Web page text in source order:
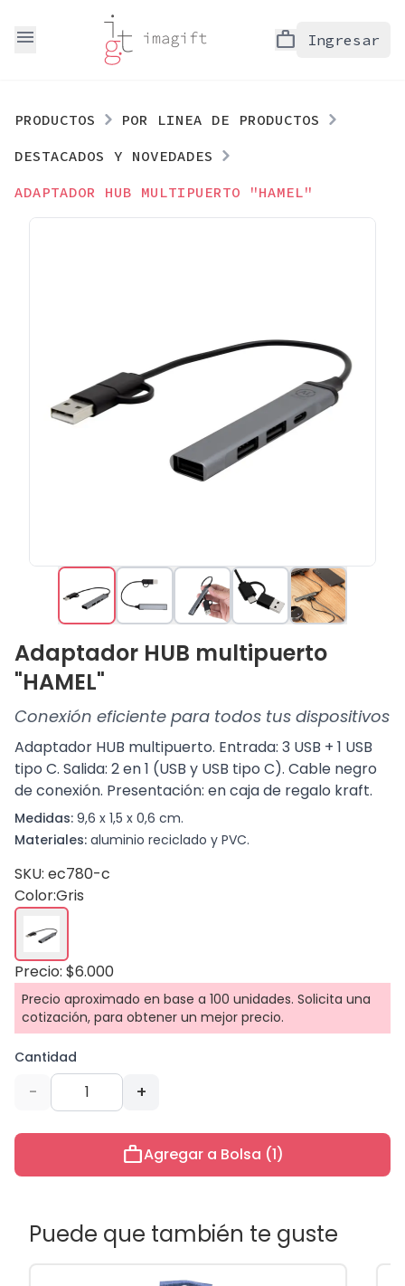
menu work Ingresar
PRODUCTOS
POR LINEA DE PRODUCTOS
DESTACADOS Y NOVEDADES
ADAPTADOR HUB MULTIPUERTO "HAMEL"
Adaptador HUB multipuerto
"HAMEL"
Conexión eficiente para todos tus dispositivos
Adaptador HUB multipuerto. Entrada: 3 USB + 1 USB
tipo C. Salida: 2 en 1 (USB y USB tipo C). Cable negro
de conexión. Presentación: en caja de regalo kraft.
Medidas: 9,6 x 1,5 x 0,6 cm.
Materiales: aluminio reciclado y PVC.
SKU: ec780-c
Color:Gris
Precio: $6.000
Precio aproximado en base a 100 unidades. Solicita una
cotización, para obtener un mejor precio.
Cantidad
- +
workAgregar a Bolsa (1)
Puede que también te guste